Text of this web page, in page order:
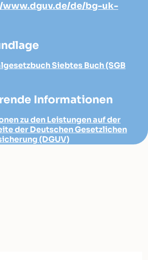
de/bg-uk-
Siebtes Buch (SGB
Informationen
zu den Leistungen auf der
der Deutschen Gesetzlichen
(DGUV)